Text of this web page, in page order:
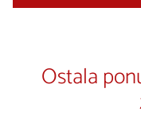
Ostala